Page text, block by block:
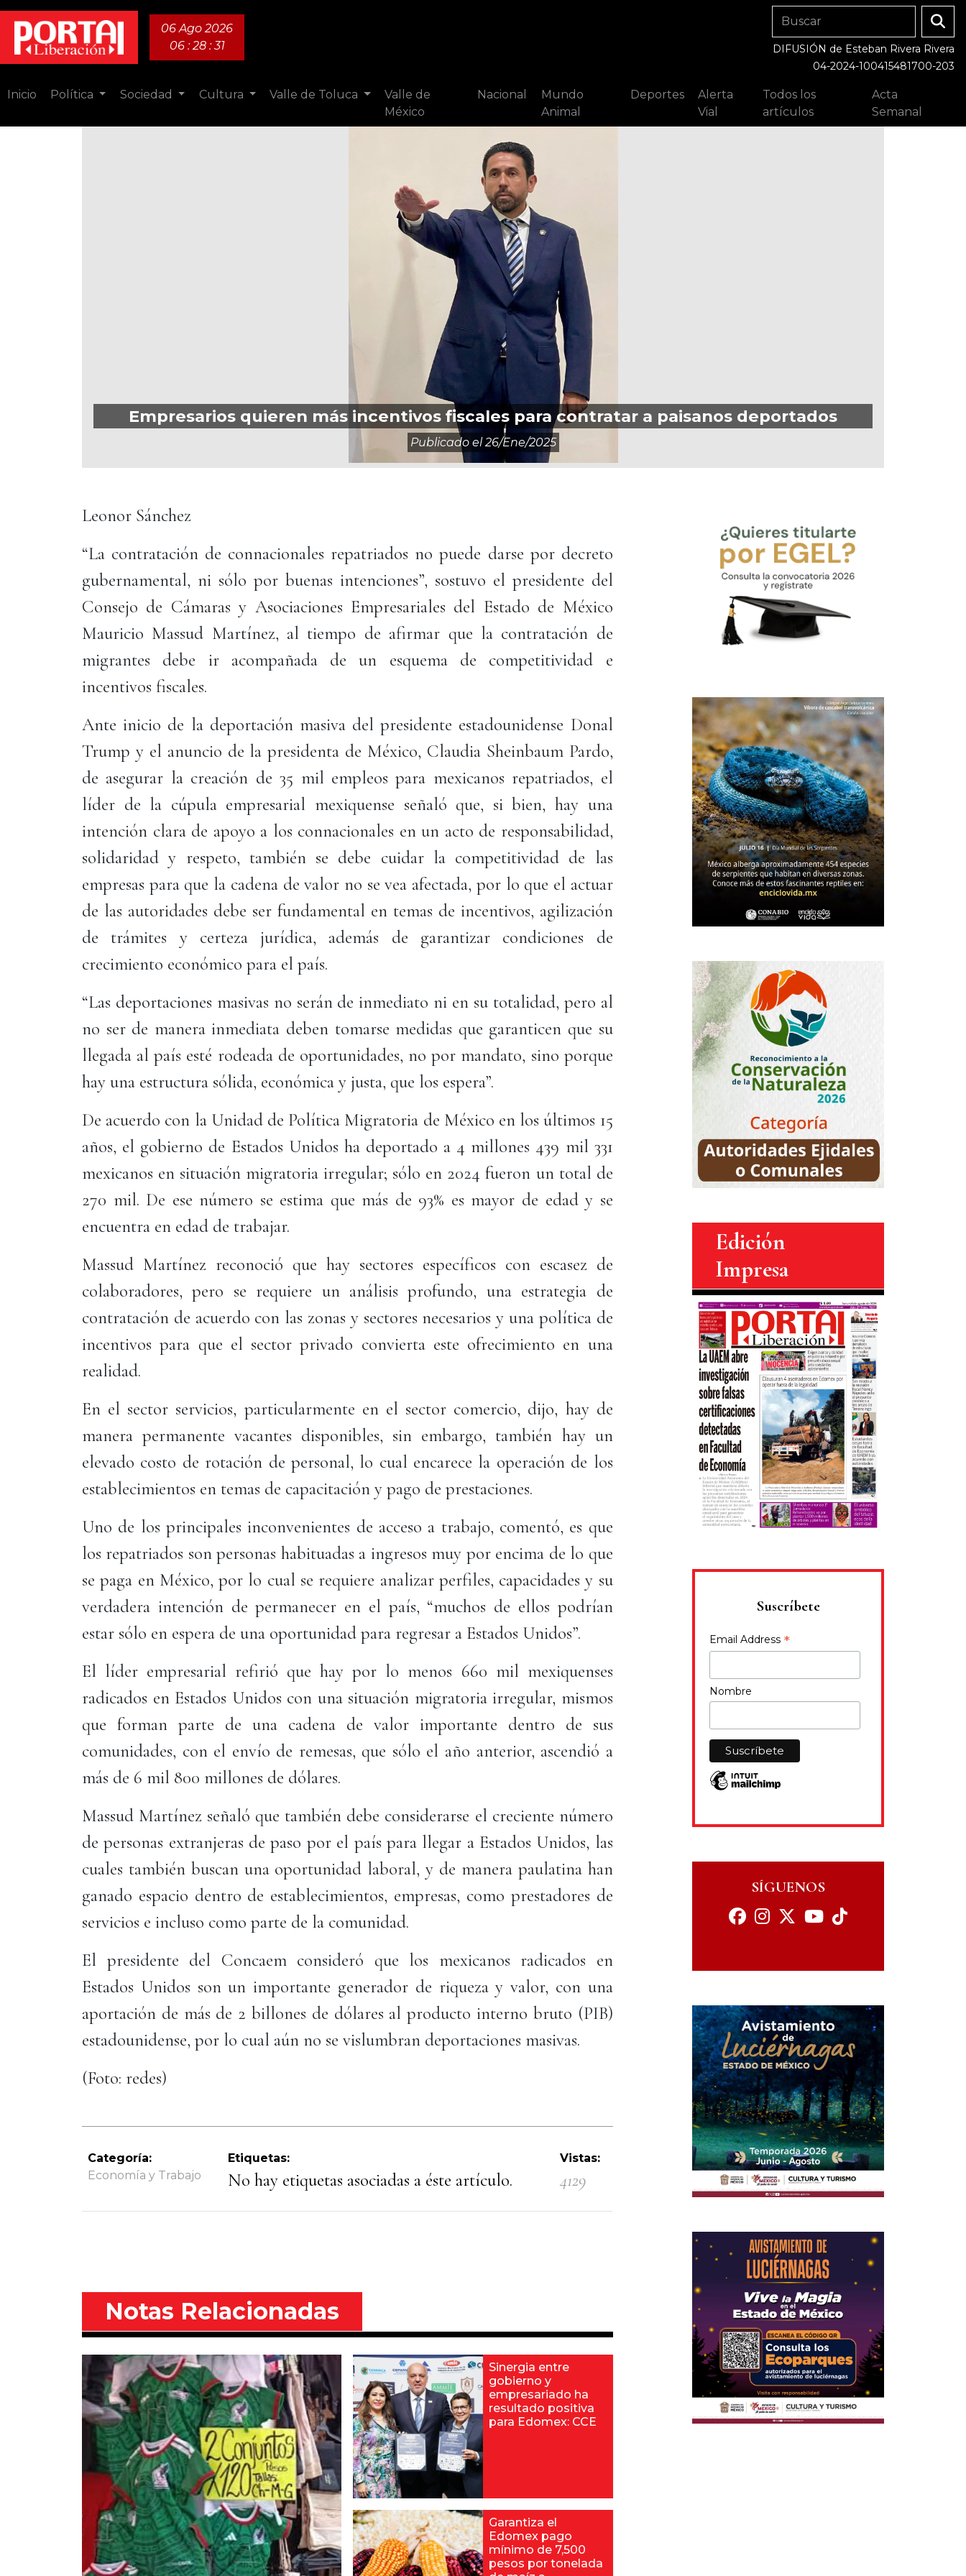
06 Ago 2026
06 : 28 : 32
DIFUSIÓN de Esteban Rivera Rivera
04-2024-100415481700-203
Inicio Política Sociedad Cultura Valle de Toluca
Valle de
México
Nacional
Mundo
Animal
Deportes
Alerta
Vial
Todos los
artículos
Acta
Semanal
Empresarios quieren más incentivos fiscales para contratar a paisanos deportados
Publicado el26/ene/2025
Leonor Sánchez
“La contratación de connacionales repatriados no puede darse por decreto
gubernamental, ni sólo por buenas intenciones”, sostuvo el presidente del
Consejo de Cámaras y Asociaciones Empresariales del Estado de México
Mauricio Massud Martínez, al tiempo de afirmar que la contratación de
migrantes debe ir acompañada de un esquema de competitividad e
incentivos fiscales.
Ante inicio de la deportación masiva del presidente estadounidense Donal
Trump y el anuncio de la presidenta de México, Claudia Sheinbaum Pardo,
de asegurar la creación de 35 mil empleos para mexicanos repatriados, el
líder de la cúpula empresarial mexiquense señaló que, si bien, hay una
intención clara de apoyo a los connacionales en un acto de responsabilidad,
solidaridad y respeto, también se debe cuidar la competitividad de las
empresas para que la cadena de valor no se vea afectada, por lo que el actuar
de las autoridades debe ser fundamental en temas de incentivos, agilización
de trámites y certeza jurídica, además de garantizar condiciones de
crecimiento económico para el país.
“Las deportaciones masivas no serán de inmediato ni en su totalidad, pero al
no ser de manera inmediata deben tomarse medidas que garanticen que su
llegada al país esté rodeada de oportunidades, no por mandato, sino porque
hay una estructura sólida, económica y justa, que los espera”.
De acuerdo con la Unidad de Política Migratoria de México en los últimos 15
años, el gobierno de Estados Unidos ha deportado a 4 millones 439 mil 331
mexicanos en situación migratoria irregular; sólo en 2024 fueron un total de
270 mil. De ese número se estima que más de 93% es mayor de edad y se
encuentra en edad de trabajar.
Massud Martínez reconoció que hay sectores específicos con escasez de
colaboradores, pero se requiere un análisis profundo, una estrategia de
contratación de acuerdo con las zonas y sectores necesarios y una política de
incentivos para que el sector privado convierta este ofrecimiento en una
realidad.
En el sector servicios, particularmente en el sector comercio, dijo, hay de
manera permanente vacantes disponibles, sin embargo, también hay un
elevado costo de rotación de personal, lo cual encarece la operación de los
establecimientos en temas de capacitación y pago de prestaciones.
Uno de los principales inconvenientes de acceso a trabajo, comentó, es que
los repatriados son personas habituadas a ingresos muy por encima de lo que
se paga en México, por lo cual se requiere analizar perfiles, capacidades y su
verdadera intención de permanecer en el país, “muchos de ellos podrían
estar sólo en espera de una oportunidad para regresar a Estados Unidos”.
El líder empresarial refirió que hay por lo menos 660 mil mexiquenses
radicados en Estados Unidos con una situación migratoria irregular, mismos
que forman parte de una cadena de valor importante dentro de sus
comunidades, con el envío de remesas, que sólo el año anterior, ascendió a
más de 6 mil 800 millones de dólares.
Massud Martínez señaló que también debe considerarse el creciente número
de personas extranjeras de paso por el país para llegar a Estados Unidos, las
cuales también buscan una oportunidad laboral, y de manera paulatina han
ganado espacio dentro de establecimientos, empresas, como prestadores de
servicios e incluso como parte de la comunidad.
El presidente del Concaem consideró que los mexicanos radicados en
Estados Unidos son un importante generador de riqueza y valor, con una
aportación de más de 2 billones de dólares al producto interno bruto (PIB)
estadounidense, por lo cual aún no se vislumbran deportaciones masivas.
(Foto: redes)
Categoría:
Economía y Trabajo
Etiquetas:
No hay etiquetas asociadas a éste artículo.
Vistas:
4129
Notas Relacionadas
Sinergia entre
gobierno y
empresariado ha
resultado positiva
para Edomex: CCE
Garantiza el
Edomex pago
mínimo de 7,500
pesos por tonelada
Edición
Impresa
Suscríbete
Email Address *
Nombre
SÍGUENOS